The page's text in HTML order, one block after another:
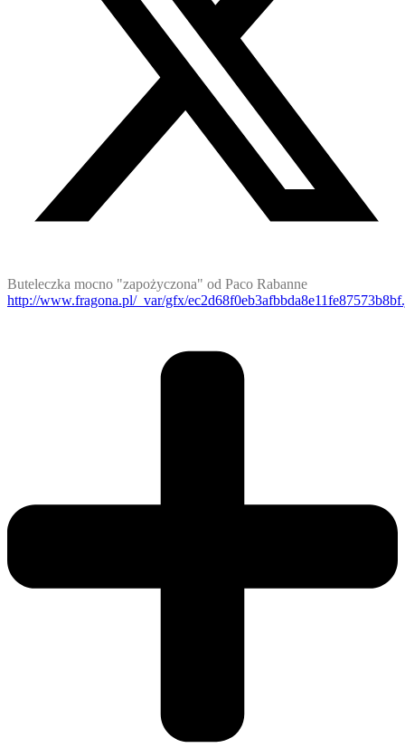
Buteleczka mocno "zapożyczona" od Paco Rabanne
http://www.fragona.pl/_var/gfx/